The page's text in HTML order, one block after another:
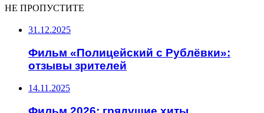
НЕ ПРОПУСТИТЕ
31.12.2025
Фильм «Полицейский с Рублёвки»:
отзывы зрителей
14.11.2025